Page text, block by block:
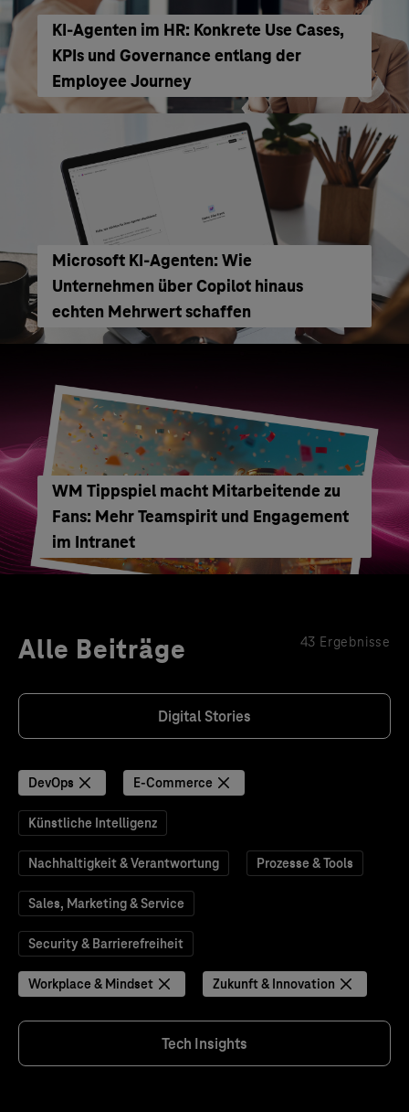
KI‑Agenten im HR: Konkrete Use Cases,
KPIs und Governance entlang der
Employee Journey
Microsoft KI-Agenten: Wie
Unternehmen über Copilot hinaus
echten Mehrwert schaffen
WM Tippspiel macht Mitarbeitende zu
Fans: Mehr Teamspirit und Engagement
im Intranet
Alle Beiträge 43 Ergebnisse
Digital Stories
DevOps E-Commerce
Künstliche Intelligenz
Nachhaltigkeit & Verantwortung Prozesse & Tools
Sales, Marketing & Service
Security & Barrierefreiheit
Workplace & Mindset Zukunft & Innovation
Tech Insights